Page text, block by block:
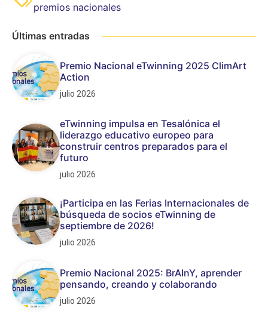
premios nacionales
Últimas entradas
Premio Nacional eTwinning 2025 ClimArt
Action
julio 2026
eTwinning impulsa en Tesalónica el
liderazgo educativo europeo para
construir centros preparados para el
futuro
julio 2026
¡Participa en las Ferias Internacionales de
búsqueda de socios eTwinning de
septiembre de 2026!
julio 2026
Premio Nacional 2025: BrAInY, aprender
pensando, creando y colaborando
julio 2026